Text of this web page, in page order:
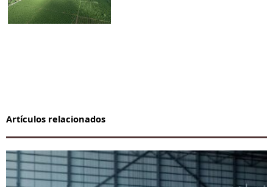
Artículos relacionados